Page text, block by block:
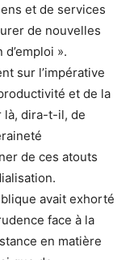
et de services
de nouvelles
».
sur l’impérative
et de la
là, dira-t-il, de
de ces atouts
avait exhorté
face à la
en matière